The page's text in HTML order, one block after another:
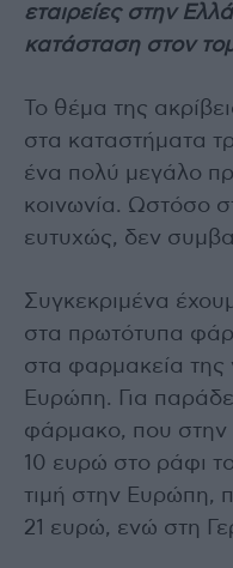
εταιρείες στην
κατάσταση στον
Το θέμα της
στα καταστήματα
ένα πολύ μεγάλο
κοινωνία. Ωστόσο
ευτυχώς, δεν
Συγκεκριμένα
στα πρωτότυπα
στα φαρμακεία της
Ευρώπη. Για
φάρμακο, που στην
10 ευρώ στο ράφι
τιμή στην Ευρώπη,
21 ευρώ, ενώ στη